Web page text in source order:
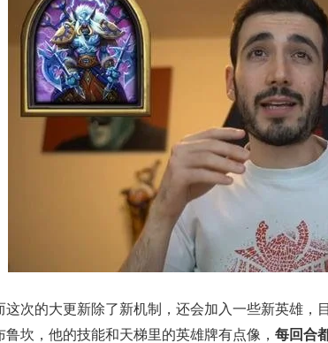
这次的大更新除了新机制，还会加入一些新英雄，
鲁坎，他的技能和天梯里的英雄牌有点像， 每回合